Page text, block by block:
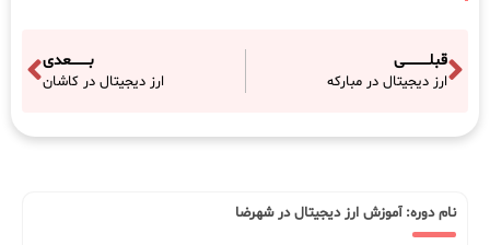
قبلـــــــــــی
ارز دیجیتال در مبارکه
بــــــــعدی
ارز دیجیتال در کاشان
نام دوره: آموزش ارز دیجیتال در شهرضا